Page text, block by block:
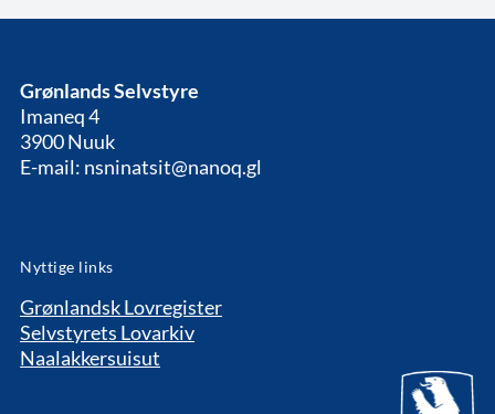
Grønlands Selvstyre
Imaneq 4
3900 Nuuk
E-mail: nsninatsit@nanoq.gl
Nyttige links
Grønlandsk Lovregister
Selvstyrets Lovarkiv
Naalakkersuisut